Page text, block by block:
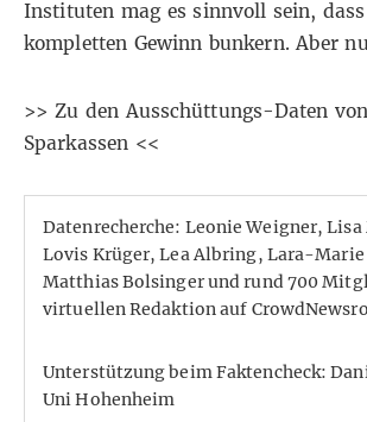
Instituten mag es sinnvoll sein,
kompletten Gewinn bunkern. Aber
>> Zu den Ausschüttungs-Daten
Sparkassen <<
Datenrecherche: Leonie Weigner,
Lovis Krüger, Lea Albring, Lara-
Matthias Bolsinger und rund 700
virtuellen Redaktion auf
Unterstützung beim Faktencheck:
Uni Hohenheim